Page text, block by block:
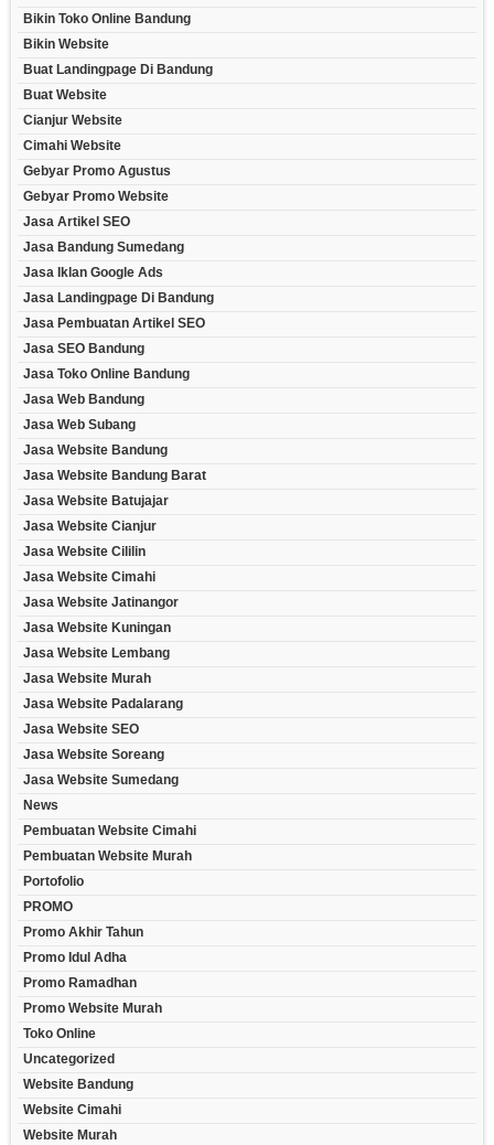
Bikin Toko Online Bandung
Bikin Website
Buat Landingpage Di Bandung
Buat Website
Cianjur Website
Cimahi Website
Gebyar Promo Agustus
Gebyar Promo Website
Jasa Artikel SEO
Jasa Bandung Sumedang
Jasa Iklan Google Ads
Jasa Landingpage Di Bandung
Jasa Pembuatan Artikel SEO
Jasa SEO Bandung
Jasa Toko Online Bandung
Jasa Web Bandung
Jasa Web Subang
Jasa Website Bandung
Jasa Website Bandung Barat
Jasa Website Batujajar
Jasa Website Cianjur
Jasa Website Cililin
Jasa Website Cimahi
Jasa Website Jatinangor
Jasa Website Kuningan
Jasa Website Lembang
Jasa Website Murah
Jasa Website Padalarang
Jasa Website SEO
Jasa Website Soreang
Jasa Website Sumedang
News
Pembuatan Website Cimahi
Pembuatan Website Murah
Portofolio
PROMO
Promo Akhir Tahun
Promo Idul Adha
Promo Ramadhan
Promo Website Murah
Toko Online
Uncategorized
Website Bandung
Website Cimahi
Website Murah